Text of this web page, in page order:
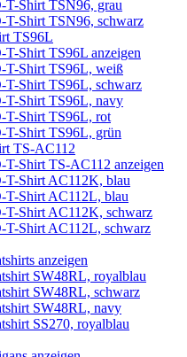
T-Shirt TSN96, grau
T-Shirt TSN96, schwarz
TS96L
T-Shirt TS96L anzeigen
T-Shirt TS96L, weiß
T-Shirt TS96L, schwarz
T-Shirt TS96L, navy
T-Shirt TS96L, rot
T-Shirt TS96L, grün
TS-AC112
T-Shirt TS-AC112 anzeigen
T-Shirt AC112K, blau
T-Shirt AC112L, blau
T-Shirt AC112K, schwarz
T-Shirt AC112L, schwarz
anzeigen
SW48RL, royalblau
SW48RL, schwarz
SW48RL, navy
SS270, royalblau